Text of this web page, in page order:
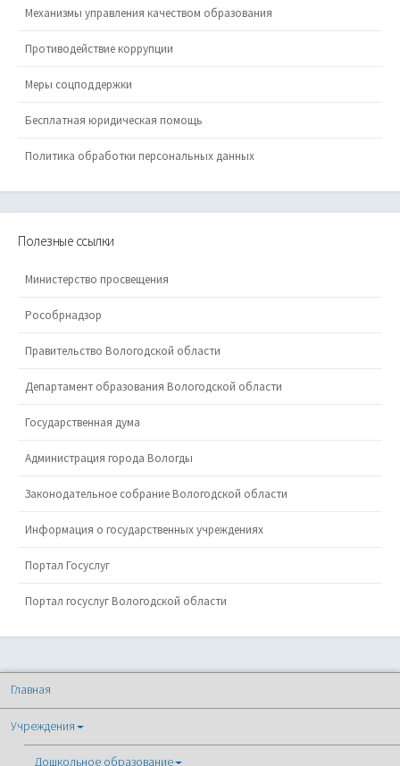
Механизмы управления качеством образования
Противодействие коррупции
Меры соцподдержки
Бесплатная юридическая помощь
Политика обработки персональных данных
Полезные ссылки
Министерство просвещения
Рособрнадзор
Правительство Вологодской области
Департамент образования Вологодской области
Государственная дума
Администрация города Вологды
Законодательное собрание Вологодской области
Информация о государственных учреждениях
Портал Госуслуг
Портал госуслуг Вологодской области
Главная
Учреждения
Дошкольное образование